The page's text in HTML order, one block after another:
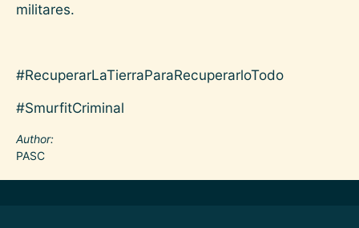
militares.
#RecuperarLaTierraParaRecuperarloTodo
#SmurfitCriminal
Author
PASC